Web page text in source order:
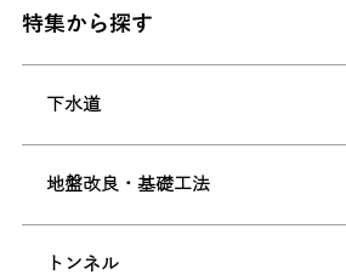
特集から探す
下水道
地盤改良・基礎工法
トンネル